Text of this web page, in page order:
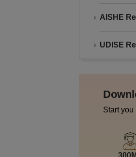
AISHE
UDISE
Start